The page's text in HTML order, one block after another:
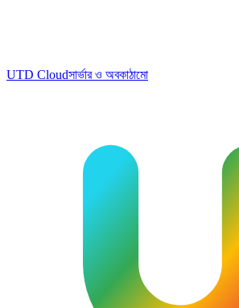
UTD Cloudসার্ভার ও অবকাঠামো